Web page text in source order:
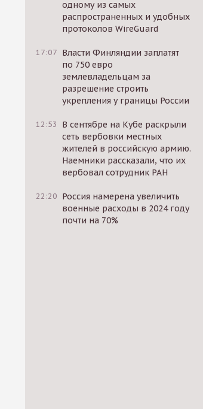
одному из самых
распространенных и удобных
протоколов WireGuard
17:07 Власти Финляндии заплатят
по 750 евро
землевладельцам за
разрешение строить
укрепления у границы России
12:53
В сентябре на Кубе раскрыли
сеть вербовки местных
жителей в российскую армию.
Наемники рассказали, что их
вербовал сотрудник РАН
22:20 Россия намерена увеличить
военные расходы в 2024 году
почти на 70%